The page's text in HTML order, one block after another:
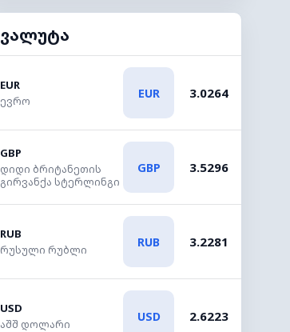
ვალუტა
EUR
ევრო
EUR 3.0264
GBP
დიდი ბრიტანეთის
გირვანქა სტერლინგი
GBP 3.5296
RUB
რუსული რუბლი
RUB 3.2281
USD
აშშ დოლარი
USD 2.6223